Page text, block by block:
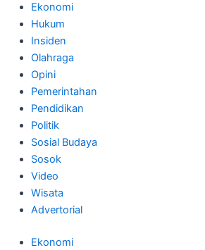
Ekonomi
Hukum
Insiden
Olahraga
Opini
Pemerintahan
Pendidikan
Politik
Sosial Budaya
Sosok
Video
Wisata
Advertorial
Ekonomi